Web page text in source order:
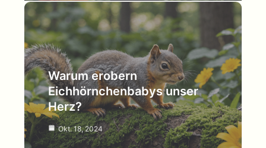
Warum erobern
Eichhörnchenbabys unser
Herz?
Okt. 18, 2024